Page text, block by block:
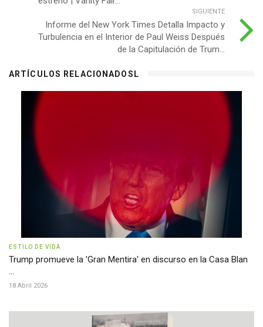
SIGUIENTE
Informe del New York Times Detalla Impacto y
Turbulencia en el Interior de Paul Weiss Después
de la Capitulación de Trum...
ARTÍCULOS RELACIONADOSL
ESTILO DE VIDA
Trump promueve la 'Gran Mentira' en discurso en la Casa Blan
18 Abril 2026